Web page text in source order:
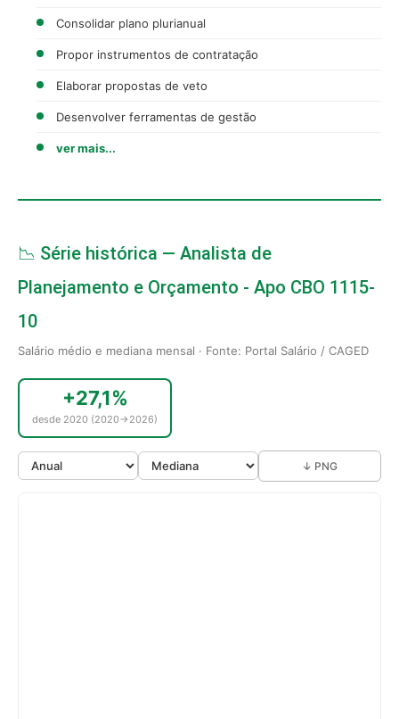
Consolidar plano plurianual
Propor instrumentos de contratação
Elaborar propostas de veto
Desenvolver ferramentas de gestão
ver mais...
📉 Série histórica — Analista de
Planejamento e Orçamento - Apo CBO 1115-
10
Salário médio e mediana mensal · Fonte: Portal Salário / CAGED
+27,1%
desde 2020 (2020→2026)
↓ PNG